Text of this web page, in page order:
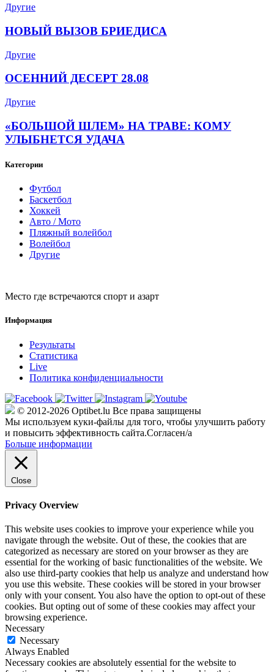
Другие
НОВЫЙ ВЫЗОВ БРИЕДИСА
Другие
ОСЕННИЙ ДЕСЕРТ 28.08
Другие
«БОЛЬШОЙ ШЛЕМ» НА ТРАВЕ: КОМУ
УЛЫБНЕТСЯ УДАЧА
Категории
Футбол
Баскетбол
Хоккей
Авто / Мото
Пляжный волейбол
Волейбол
Другие
Место где встречаются спорт и азарт
Информация
Результаты
Статистика
Live
Политика конфиденциальности
© 2012-2026 Optibet.lu Все права защищены
Мы используем куки-файлы для того, чтобы улучшить работу
и повысить эффективность сайта.Согласен/а
Больше информации
Close
Privacy Overview
This website uses cookies to improve your experience while you
navigate through the website. Out of these, the cookies that are
categorized as necessary are stored on your browser as they are
essential for the working of basic functionalities of the website. We
also use third-party cookies that help us analyze and understand how
you use this website. These cookies will be stored in your browser
only with your consent. You also have the option to opt-out of these
cookies. But opting out of some of these cookies may affect your
browsing experience.
Necessary
Necessary
Always Enabled
Necessary cookies are absolutely essential for the website to